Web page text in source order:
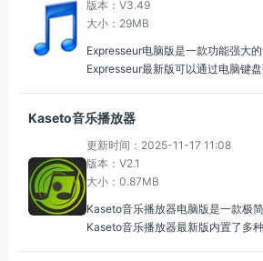
版本：V3.49
大小：29MB
Expresseur电脑版是一款功能强大的
Expresseur最新版可以通过电脑键
演奏与乐谱同步，帮助学习者更好地
Kaseto音乐播放器
更新时间：2025-11-17 11:08
版本：V2.1
大小：0.87MB
Kaseto音乐播放器电脑版是一款极
Kaseto音乐播放器最新版内置了多